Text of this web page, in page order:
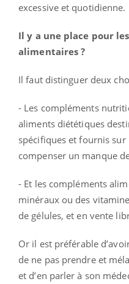
excessive et quotidienne.
Il y a une place pour
alimentaires ?
Il faut distinguer deux
- Les compléments
aliments diététiques
spécifiques et fournis
compenser un manque
- Et les compléments
minéraux ou des
de gélules, et en vente
Or il est préférable
de ne pas prendre et
et d’en parler à son